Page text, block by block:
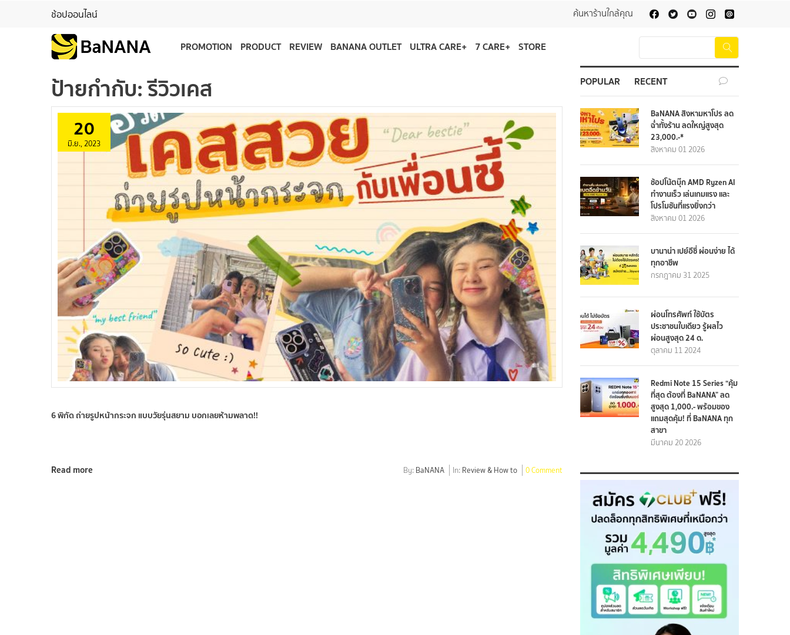
ช้อปออนไลน์ ค้นหาร้านใกล้คุณ
PROMOTION PRODUCT REVIEW BANANA OUTLET ULTRA CARE+ 7 CARE+ STORE
ป้ายกำกับ:รีวิวเคส
20
มิ.ย., 2023
6 พิกัด ถ่ายรูปหน้ากระจก แบบวัยรุ่นสยาม บอกเลยห้ามพลาด!!
Read more By: BaNANA In: Review & How to 0 Comment
POPULAR RECENT
BaNANA สิงหามหาโปร ลด
ฉ่ำทั้งร้าน ลดใหญ่สูงสุด
23,000.-*
สิงหาคม 01 2026
ช้อปโน้ตบุ๊ก AMD Ryzen AI
ทำงานเร็ว เล่นเกมแรง และ
โปรโมชันที่แรงยิ่งกว่า
สิงหาคม 01 2026
บานาน่า เปย์อีซี่ ผ่อนง่าย ได้
ทุกอาชีพ
กรกฎาคม 31 2025
ผ่อนโทรศัพท์ ใช้บัตร
ประชาชนใบเดียว รู้ผลไว
ผ่อนสูงสุด 24 ด.
ตุลาคม 11 2024
Redmi Note 15 Series “คุ้ม
ที่สุด ต้องที่ BaNANA” ลด
สูงสุด 1,000.- พร้อมของ
แถมสุดคุ้ม! ที่ BaNANA ทุก
สาขา
มีนาคม 20 2026